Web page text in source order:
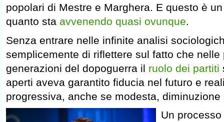
popolari di Mestre e Marghera. E questo è
quanto sta avvenendo quasi ovunque.
Senza entrare nelle infinite analisi
semplicemente di riflettere sul fatto che nelle
generazioni del dopoguerra il ruolo dei partiti
aperti aveva garantito fiducia nel futuro e
progressiva, anche se modesta,
Un